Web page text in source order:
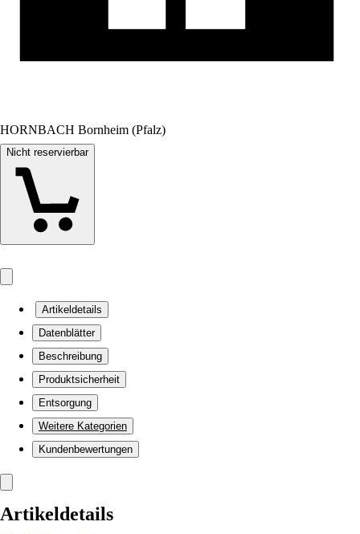
HORNBACH Bornheim (Pfalz)
Nicht reservierbar
Artikeldetails
Datenblätter
Beschreibung
Produktsicherheit
Entsorgung
Weitere Kategorien
Kundenbewertungen
Artikeldetails